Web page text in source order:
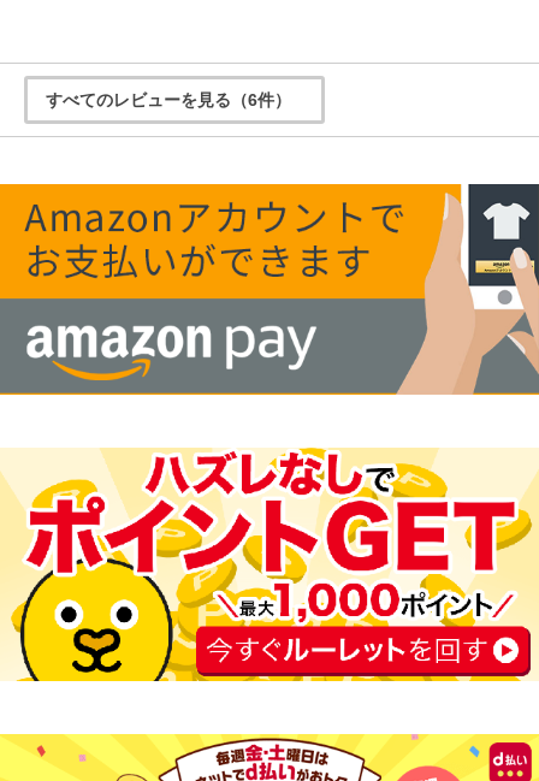
すべてのレビューを見る（6件）